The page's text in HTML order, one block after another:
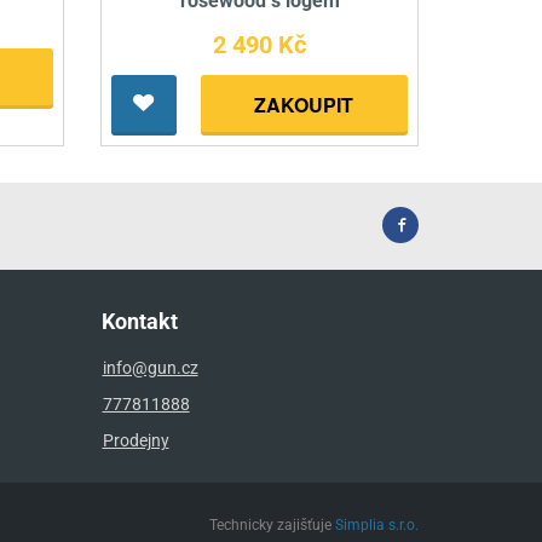
2 490 Kč
ZAKOUPIT
Kontakt
info@gun.cz
777811888
Prodejny
Technicky zajišťuje Simplia s.r.o.